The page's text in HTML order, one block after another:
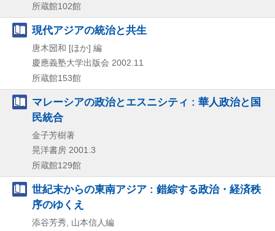
所蔵館102館
現代アジアの統治と共生
唐木圀和 [ほか] 編
慶應義塾大学出版会 2002.11
所蔵館153館
マレーシアの政治とエスニシティ : 華人政治と国
民統合
金子芳樹著
晃洋書房 2001.3
所蔵館129館
世紀末からの東南アジア : 錯綜する政治・経済秩
序のゆくえ
添谷芳秀, 山本信人編